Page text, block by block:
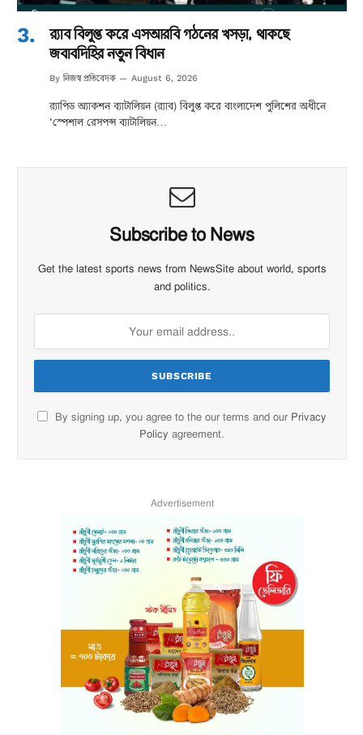
র‌্যাব বিলুপ্ত করে এসআরবি গঠনের খসড়া, থাকছে
জবাবদিহির নতুন বিধান
By নিজস্ব প্রতিবেদক August 6, 2026
র‌্যাপিড অ্যাকশন ব্যাটালিয়ন (র‌্যাব) বিলুপ্ত করে বাংলাদেশ পুলিশের অধীনে
‘স্পেশাল রেসপন্স ব্যাটালিয়ন…
Subscribe to News
Get the latest sports news from NewsSite about world, sports
and politics.
By signing up, you agree to the our terms and our Privacy
Policy agreement.
Advertisement